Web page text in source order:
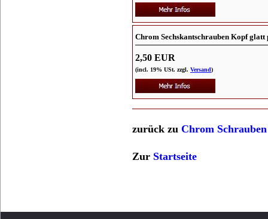
Chrom Sechskantschrauben Kopf
2,50 EUR
(incl. 19% USt. zzgl. Versand)
zurück zu Chrom
Zur Startseite